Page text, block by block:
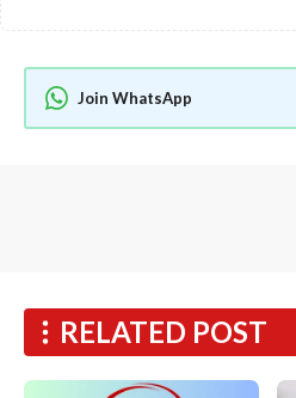
Join WhatsApp
RELATED POST